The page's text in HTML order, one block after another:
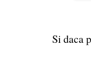
Si daca p